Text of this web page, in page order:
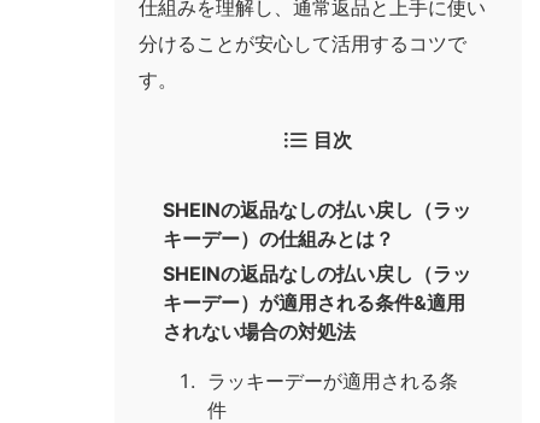
仕組みを理解し、通常返品と上手に使い
分けることが安心して活用するコツで
す。
目次
SHEINの返品なしの払い戻し（ラッ
キーデー）の仕組みとは？
SHEINの返品なしの払い戻し（ラッ
キーデー）が適用される条件&適用
されない場合の対処法
ラッキーデーが適用される条
件